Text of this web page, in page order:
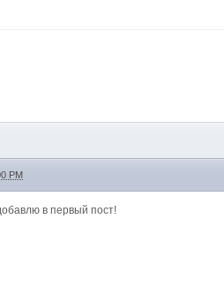
PM
в первый пост!